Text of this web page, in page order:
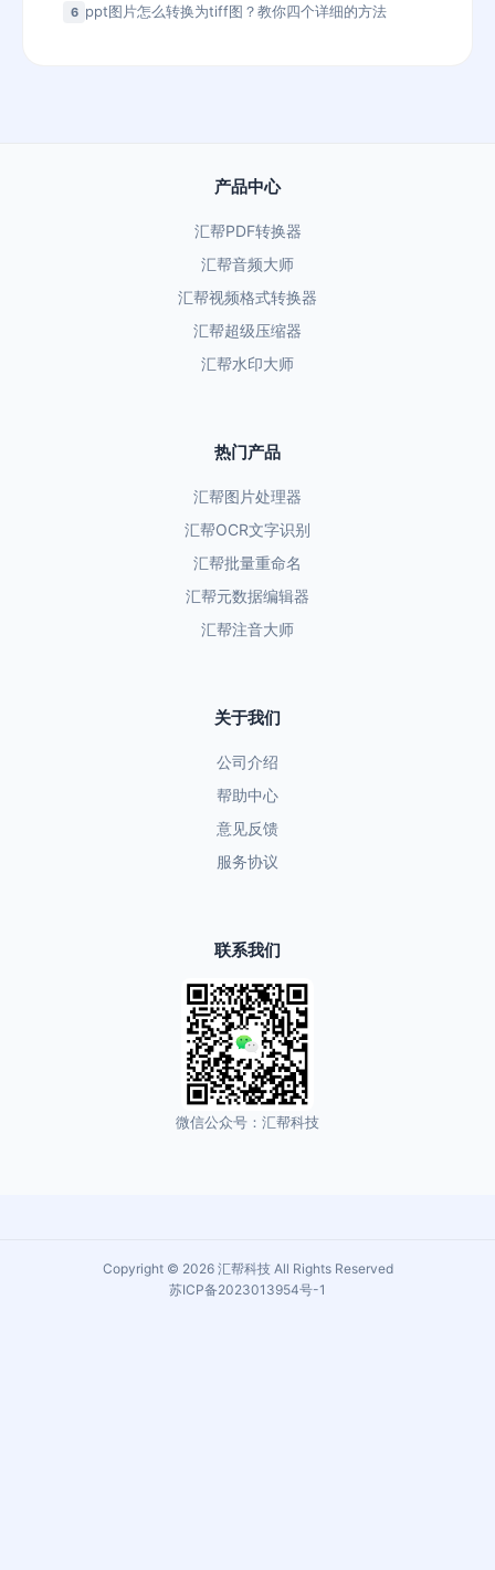
6 ppt图片怎么转换为tiff图？教你四个详细的方法
产品中心
汇帮PDF转换器
汇帮音频大师
汇帮视频格式转换器
汇帮超级压缩器
汇帮水印大师
热门产品
汇帮图片处理器
汇帮OCR文字识别
汇帮批量重命名
汇帮元数据编辑器
汇帮注音大师
关于我们
公司介绍
帮助中心
意见反馈
服务协议
联系我们
微信公众号：汇帮科技
Copyright © 2026 汇帮科技 All Rights Reserved
苏ICP备2023013954号-1